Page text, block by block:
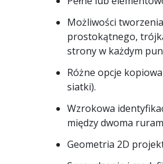
Możliwości
prostokątnego,
strony w każdym
Różne opcje
siatki).
Wzrokowa
między dwoma
Geometria 2D